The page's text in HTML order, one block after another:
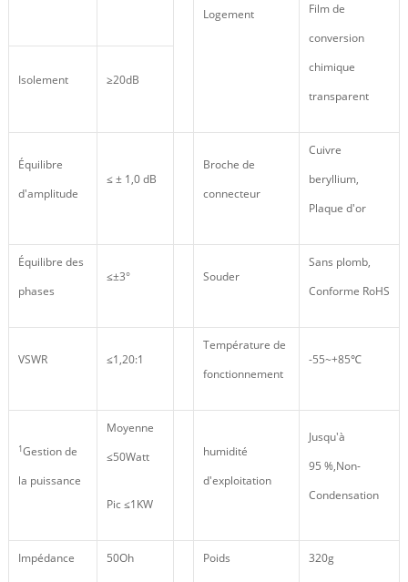
Logement
Film de
conversion
chimique
transparent
Isolement ≥20dB
Équilibre
d'amplitude
≤ ± 1,0 dB
Broche de
connecteur
Cuivre
beryllium,
Plaque d'or
Équilibre des
phases
≤±3° Souder
Sans plomb,
Conforme RoHS
VSWR ≤1,20:1
Température de
fonctionnement
-55~+85℃
1Gestion de
la puissance
Moyenne
≤50Watt
Pic ≤1KW
humidité
d'exploitation
Jusqu'à
95 %,Non-
Condensation
Impédance 50Oh Poids 320g